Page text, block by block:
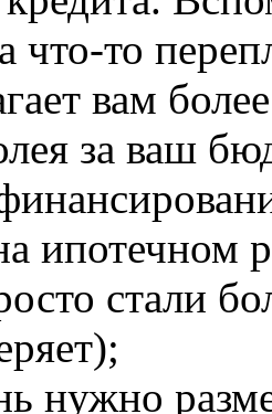
что-то
вам
за ваш
ипотечном
стали
нужно